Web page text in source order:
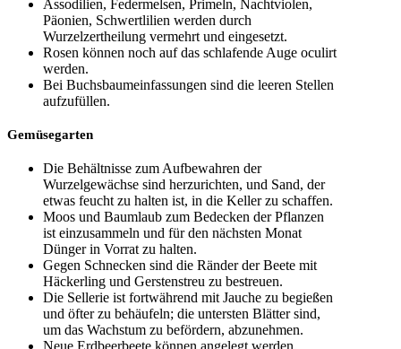
Assodilien, Federmelsen, Primeln, Nachtviolen,
Päonien, Schwertlilien werden durch
Wurzelzertheilung vermehrt und eingesetzt.
Rosen können noch auf das schlafende Auge oculirt
werden.
Bei Buchsbaumeinfassungen sind die leeren Stellen
aufzufüllen.
Gemüsegarten
Die Behältnisse zum Aufbewahren der
Wurzelgewächse sind herzurichten, und Sand, der
etwas feucht zu halten ist, in die Keller zu schaffen.
Moos und Baumlaub zum Bedecken der Pflanzen
ist einzusammeln und für den nächsten Monat
Dünger in Vorrat zu halten.
Gegen Schnecken sind die Ränder der Beete mit
Häckerling und Gerstenstreu zu bestreuen.
Die Sellerie ist fortwährend mit Jauche zu begießen
und öfter zu behäufeln; die untersten Blätter sind,
um das Wachstum zu befördern, abzunehmen.
Neue Erdbeerbeete können angelegt werden.